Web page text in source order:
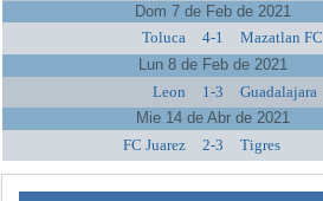
Dom 7 de Feb de 2021
Toluca
4-1 Mazatlan FC
Lun 8 de Feb de 2021
Leon
1-3 Guadalajara
Mie 14 de Abr de 2021
FC Juarez
2-3 Tigres